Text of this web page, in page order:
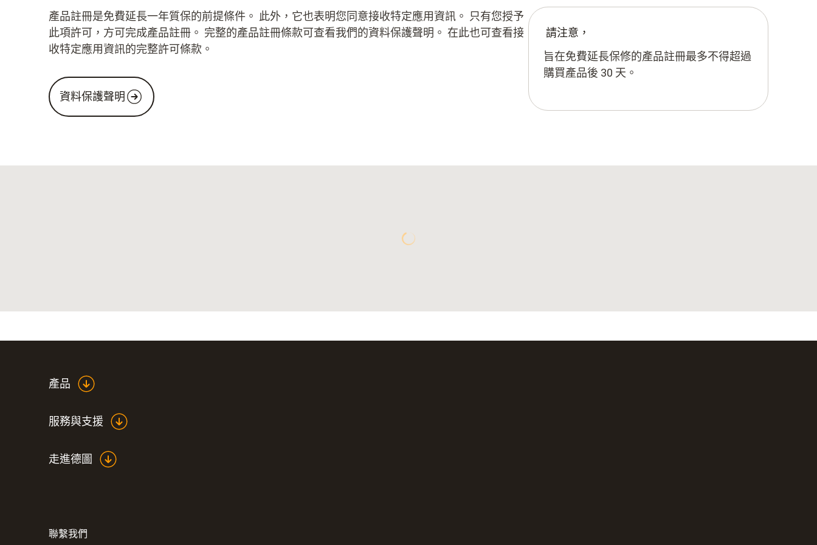
產品註冊是免費延長一年質保的前提條件。 此外，它也表明您同意接收特定應用資訊。 只有您授予
此項許可，方可完成產品註冊。 完整的產品註冊條款可查看我們的資料保護聲明。 在此也可查看接
收特定應用資訊的完整許可條款。
資料保護聲明
請注意，
旨在免費延長保修的產品註冊最多不得超過
購買產品後 30 天。
產品
服務與支援
走進德圖
聯繫我們